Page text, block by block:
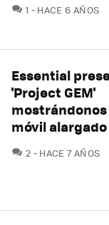
1 COMENTARIOS
HACE 6 AÑOS
Essential
'Project GEM'
móvil
2 COMENTARIOS
HACE 7 AÑOS